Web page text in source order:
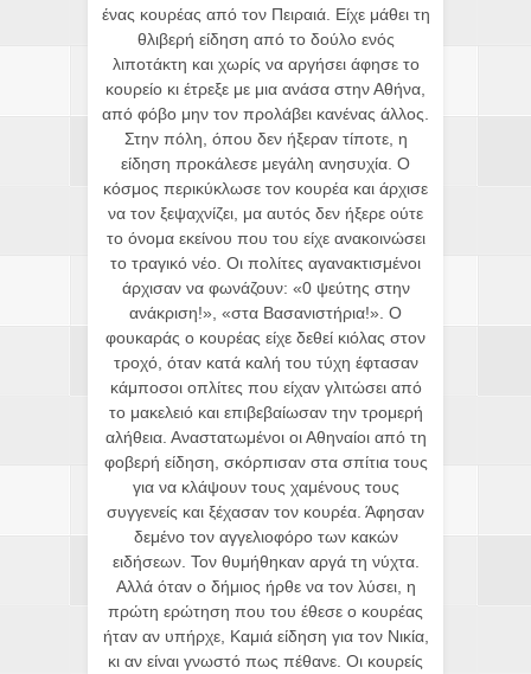
ένας κουρέας από τον Πειραιά. Είχε μάθει τη
θλιβερή είδηση από το δούλο ενός
λιποτάκτη και χωρίς να αργήσει άφησε το
κουρείο κι έτρεξε με μια ανάσα στην Αθήνα,
από φόβο μην τον προλάβει κανένας άλλος.
Στην πόλη, όπου δεν ήξεραν τίποτε, η
είδηση προκάλεσε μεγάλη ανησυχία. Ο
κόσμος περικύκλωσε τον κουρέα και άρχισε
να τον ξεψαχνίζει, μα αυτός δεν ήξερε ούτε
το όνομα εκείνου που του είχε ανακοινώσει
το τραγικό νέο. Οι πολίτες αγανακτισμένοι
άρχισαν να φωνάζουν: «0 ψεύτης στην
ανάκριση!», «στα Βασανιστήρια!». Ο
φουκαράς ο κουρέας είχε δεθεί κιόλας στον
τροχό, όταν κατά καλή του τύχη έφτασαν
κάμποσοι οπλίτες που είχαν γλιτώσει από
το μακελειό και επιβεβαίωσαν την τρομερή
αλήθεια. Αναστατωμένοι οι Αθηναίοι από τη
φοβερή είδηση, σκόρπισαν στα σπίτια τους
για να κλάψουν τους χαμένους τους
συγγενείς και ξέχασαν τον κουρέα. Άφησαν
δεμένο τον αγγελιοφόρο των κακών
ειδήσεων. Τον θυμήθηκαν αργά τη νύχτα.
Αλλά όταν ο δήμιος ήρθε να τον λύσει, η
πρώτη ερώτηση που του έθεσε ο κουρέας
ήταν αν υπήρχε, Καμιά είδηση για τον Νικία,
κι αν είναι γνωστό πως πέθανε. Οι κουρείς